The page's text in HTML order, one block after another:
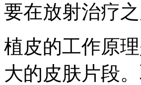
要在放射治疗之
植皮的工作原
大的皮肤片段